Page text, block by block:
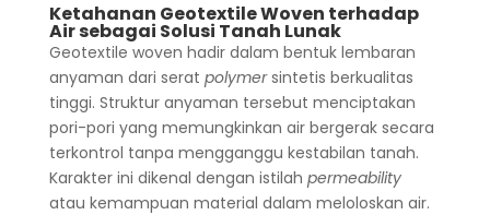
Ketahanan Geotextile Woven terhadap
Air sebagai Solusi Tanah Lunak
Geotextile woven hadir dalam bentuk lembaran
anyaman dari serat polymersintetis berkualitas
tinggi. Struktur anyaman tersebut menciptakan
pori-pori yang memungkinkan air bergerak secara
terkontrol tanpa mengganggu kestabilan tanah.
Karakter ini dikenal dengan istilah permeability
atau kemampuan material dalam meloloskan air.